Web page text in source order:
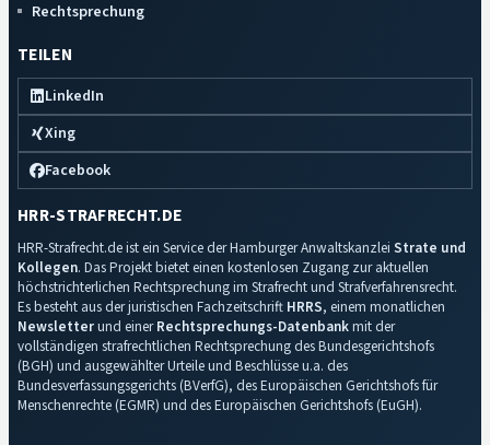
Rechtsprechung
TEILEN
LinkedIn
Xing
Facebook
HRR-STRAFRECHT.DE
HRR-Strafrecht.de ist ein Service der Hamburger Anwaltskanzlei Strate und
Kollegen. Das Projekt bietet einen kostenlosen Zugang zur aktuellen
höchstrichterlichen Rechtsprechung im Strafrecht und Strafverfahrensrecht.
Es besteht aus der juristischen Fachzeitschrift HRRS, einem monatlichen
Newsletterund einerRechtsprechungs-Datenbankmit der
vollständigen strafrechtlichen Rechtsprechung des Bundesgerichtshofs
(BGH) und ausgewählter Urteile und Beschlüsse u.a. des
Bundesverfassungsgerichts (BVerfG), des Europäischen Gerichtshofs für
Menschenrechte (EGMR) und des Europäischen Gerichtshofs (EuGH).